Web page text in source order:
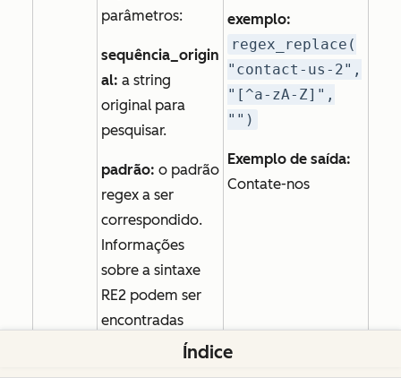
parâmetros:
sequência_origin
al: a string
original para
pesquisar.
padrão: o padrão
regex a ser
correspondido.
Informações
sobre a sintaxe
RE2 podem ser
encontradas
exemplo:
regex_replace(
"contact-us-2",
"[^a-zA-Z]",
"")
Exemplo de saída:
Contate-nos
Índice